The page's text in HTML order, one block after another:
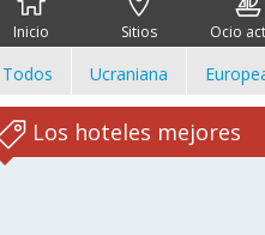
Inicio Sitios Ocio
Todos Ucraniana
Los hoteles mejores